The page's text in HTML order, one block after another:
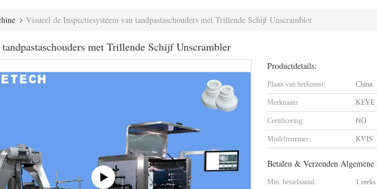
Visueel de Inspectiesysteem van tandpastaschouders met Trillende Schijf Unscrambler
met Trillende Schijf Unscrambler
Productdetails:
Plaats van herkomst: China
Merknaam: KEYE
Certificering: NO
Modelnummer: KVIS
Betalen & Verzenden Algemene
Min. bestelaantal: 1 reeks